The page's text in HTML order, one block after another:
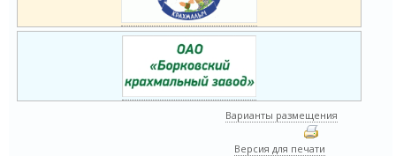
Варианты размещения
Версия для печати